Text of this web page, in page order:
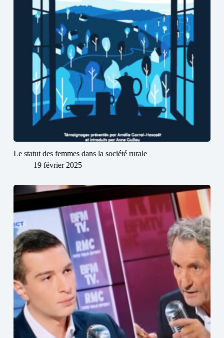
Le statut des femmes dans la société rurale
19 février 2025